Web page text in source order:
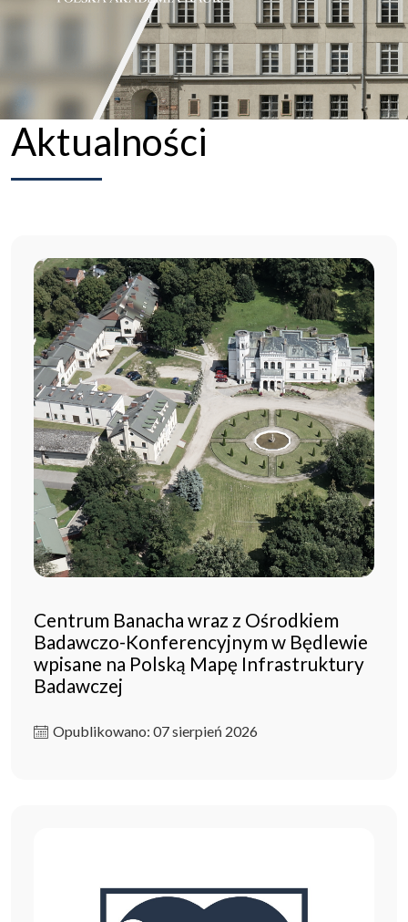
Aktualności
Centrum Banacha wraz z Ośrodkiem
Badawczo-Konferencyjnym w Będlewie
wpisane na Polską Mapę Infrastruktury
Badawczej
Opublikowano: 07 sierpień 2026